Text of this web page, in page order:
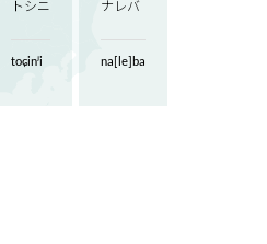
トシニ
toɕinʲi
ナレバ
na[le]ba